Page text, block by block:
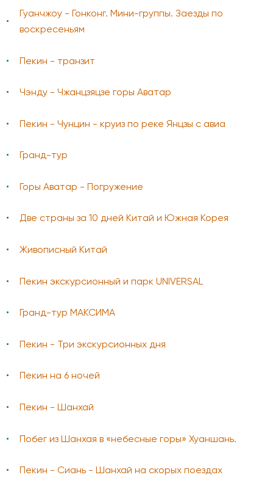
Гуанчжоу - Гонконг. Мини-группы. Заезды по
воскресеньям
Пекин - транзит
Чэнду - Чжанцзяцзе горы Аватар
Пекин - Чунцин - круиз по реке Янцзы с авиа
Гранд-тур
Горы Аватар - Погружение
Две страны за 10 дней Китай и Южная Корея
Живописный Китай
Пекин экскурсионный и парк UNIVERSAL
Гранд-тур МАКСИМА
Пекин - Три экскурсионных дня
Пекин на 6 ночей
Пекин - Шанхай
Побег из Шанхая в «небесные горы» Хуаншань.
Пекин - Сиань - Шанхай на скорых поездах